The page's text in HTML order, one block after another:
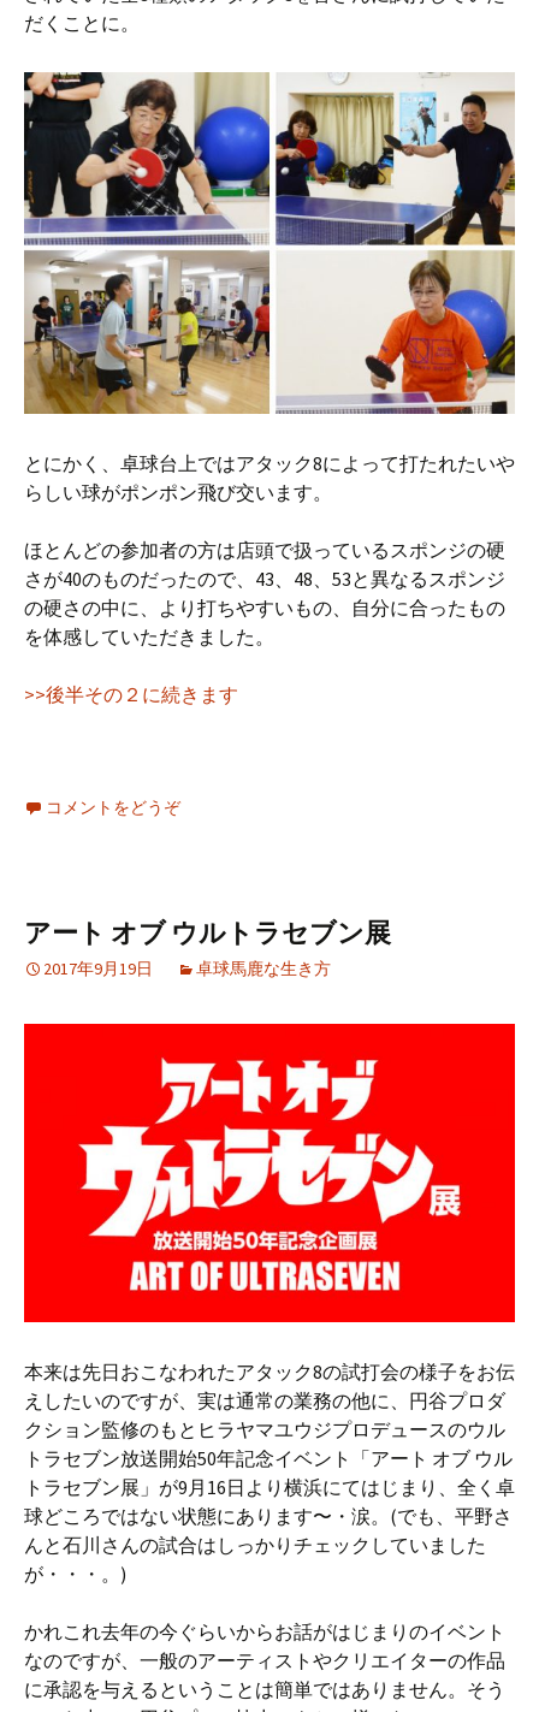
だくことに。
とにかく、卓球台上ではアタック8によって打たれたいや
らしい球がポンポン飛び交います。
ほとんどの参加者の方は店頭で扱っているスポンジの硬
さが40のものだったので、43、48、53と異なるスポンジ
の硬さの中に、より打ちやすいもの、自分に合ったもの
を体感していただきました。
>>後半その２に続きます
コメントをどうぞ
アート オブ ウルトラセブン展
2017年9月19日 卓球馬鹿な生き方
本来は先日おこなわれたアタック8の試打会の様子をお伝
えしたいのですが、実は通常の業務の他に、円谷プロダ
クション監修のもとヒラヤマユウジプロデュースのウル
トラセブン放送開始50年記念イベント「アート オブ ウル
トラセブン展」が9月16日より横浜にてはじまり、全く卓
球どころではない状態にあります〜・涙。(でも、平野さ
んと石川さんの試合はしっかりチェックしていました
が・・・。)
かれこれ去年の今ぐらいからお話がはじまりのイベント
なのですが、一般のアーティストやクリエイターの作品
に承認を与えるということは簡単ではありません。そう